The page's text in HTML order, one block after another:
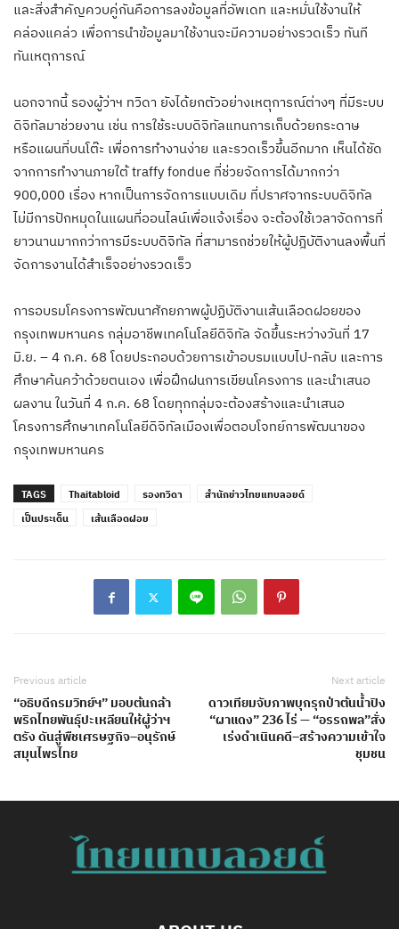
และสิ่งสำคัญควบคู่กันคือการลงข้อมูลที่อัพเดท และหมั่นใช้งานให้
คล่องแคล่ว เพื่อการนำข้อมูลมาใช้งานจะมีความอย่างรวดเร็ว ทันที
ทันเหตุการณ์
นอกจากนี้ รองผู้ว่าฯ ทวิดา ยังได้ยกตัวอย่างเหตุการณ์ต่างๆ ที่มีระบบ
ดิจิทัลมาช่วยงาน เช่น การใช้ระบบดิจิทัลแทนการเก็บด้วยกระดาษ
หรือแผนที่บนโต๊ะ เพื่อการทำงานง่าย และรวดเร็วขึ้นอีกมาก เห็นได้ชัด
จากการทำงานภายใต้ traffy fondue ที่ช่วยจัดการได้มากกว่า
900,000 เรื่อง หากเป็นการจัดการแบบเดิม ที่ปราศจากระบบดิจิทัล
ไม่มีการปักหมุดในแผนที่ออนไลน์เพื่อแจ้งเรื่อง จะต้องใช้เวลาจัดการที่
ยาวนานมากกว่าการมีระบบดิจิทัล ที่สามารถช่วยให้ผู้ปฎิบัติงานลงพื้นที่
จัดการงานได้สำเร็จอย่างรวดเร็ว
การอบรมโครงการพัฒนาศักยภาพผู้ปฏิบัติงานเส้นเลือดฝอยของ
กรุงเทพมหานคร กลุ่มอาชีพเทคโนโลยีดิจิทัล จัดขึ้นระหว่างวันที่ 17
มิ.ย. – 4 ก.ค. 68 โดยประกอบด้วยการเข้าอบรมแบบไป-กลับ และการ
ศึกษาค้นคว้าด้วยตนเอง เพื่อฝึกฝนการเขียนโครงการ และนำเสนอ
ผลงาน ในวันที่ 4 ก.ค. 68 โดยทุกกลุ่มจะต้องสร้างและนำเสนอ
โครงการศึกษาเทคโนโลยีดิจิทัลเมืองเพื่อตอบโจทย์การพัฒนาของ
กรุงเทพมหานคร
TAGS Thaitabloid รองทวิดา
สำนักข่าวไทยแทบลอยด์
เป็นประเด็น
เส้นเลือดฝอย
Previous article
“อธิบดีกรมวิทย์ฯ” มอบต้นกล้า
พริกไทยพันธุ์ปะเหลียนให้ผู้ว่าฯ
ตรัง ดันสู่พืชเศรษฐกิจ–อนุรักษ์
สมุนไพรไทย
Next article
ดาวเทียมจับภาพบุกรุกป่าต้นน้ำปิง
“ผาแดง” 236 ไร่ — “อรรถพล”สั่ง
เร่งดำเนินคดี–สร้างความเข้าใจ
ชุมชน